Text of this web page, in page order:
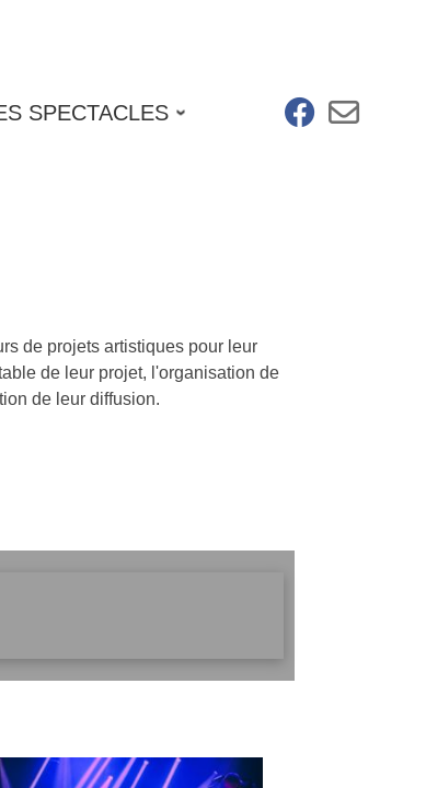
SPECTACLES fab fa-far fa-
de projets artistiques pour leur
de leur projet, l'organisation de
de leur diffusion.